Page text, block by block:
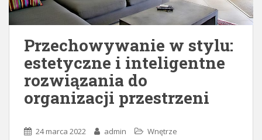
Przechowywanie w stylu:
estetyczne i inteligentne
rozwiązania do
organizacji przestrzeni
24 marca 2022 admin Wnętrze